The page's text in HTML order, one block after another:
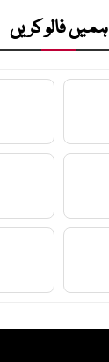
ہمیں فالو کریں